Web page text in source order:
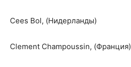
Cees Bol, (Нидерланды)
Clement Champoussin, (Франция)